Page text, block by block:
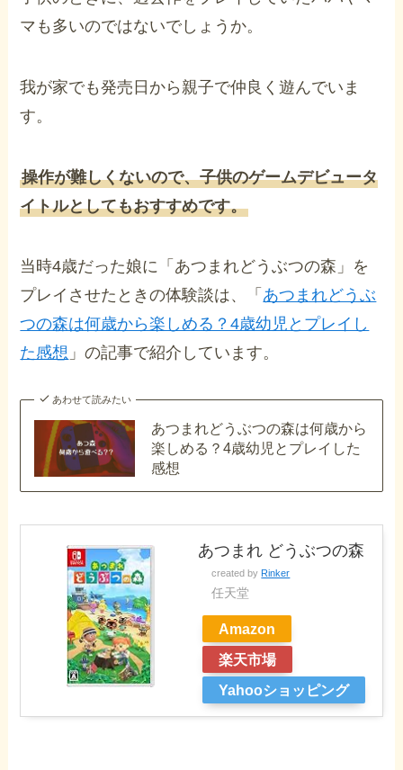
マも多いのではないでしょうか。
我が家でも発売日から親子で仲良く遊んでいま
す。
操作が難しくないので、子供のゲームデビュータ
イトルとしてもおすすめです。
当時4歳だった娘に「あつまれどうぶつの森」を
プレイさせたときの体験談は、「 あつまれどうぶ
つの森は何歳から楽しめる？4歳幼児とプレイし
た感想 」の記事で紹介しています。
あわせて読みたい
あつまれどうぶつの森は何歳から
楽しめる？4歳幼児とプレイした
感想
あつまれ どうぶつの森
created by Rinker
任天堂
Amazon
楽天市場
Yahooショッピング